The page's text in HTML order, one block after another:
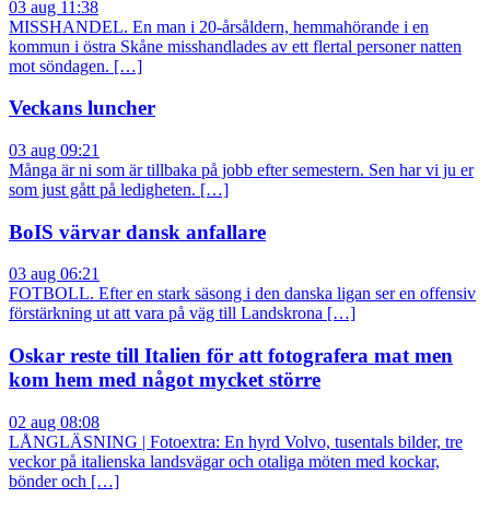
03 aug 11:38
MISSHANDEL. En man i 20-årsåldern, hemmahörande i en
kommun i östra Skåne misshandlades av ett flertal personer natten
mot söndagen. […]
Veckans luncher
03 aug 09:21
Många är ni som är tillbaka på jobb efter semestern. Sen har vi ju er
som just gått på ledigheten. […]
BoIS värvar dansk anfallare
03 aug 06:21
FOTBOLL. Efter en stark säsong i den danska ligan ser en offensiv
förstärkning ut att vara på väg till Landskrona […]
Oskar reste till Italien för att fotografera mat men
kom hem med något mycket större
02 aug 08:08
LÅNGLÄSNING | Fotoextra: En hyrd Volvo, tusentals bilder, tre
veckor på italienska landsvägar och otaliga möten med kockar,
bönder och […]